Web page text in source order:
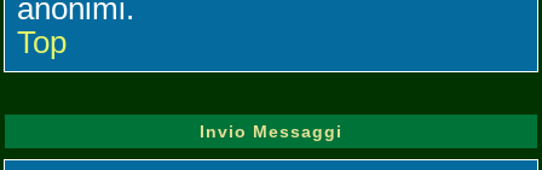
anonimi.
Top
Invio Messaggi